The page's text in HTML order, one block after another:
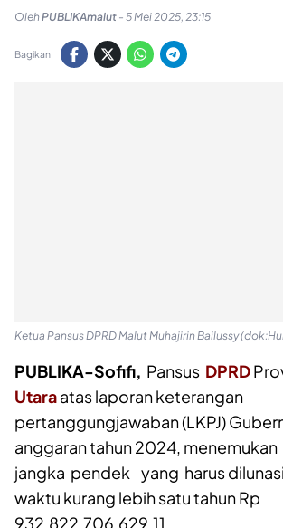
OlehPUBLIKAmalut - 5 Mei 2025, 23:15
Bagikan:
Ketua Pansus DPRD Malut Muhajirin Bailussy
PUBLIKA-Sofifi, Pansus DPRD
Utara
atas laporan keterangan
pertanggungjawaban (LKPJ)